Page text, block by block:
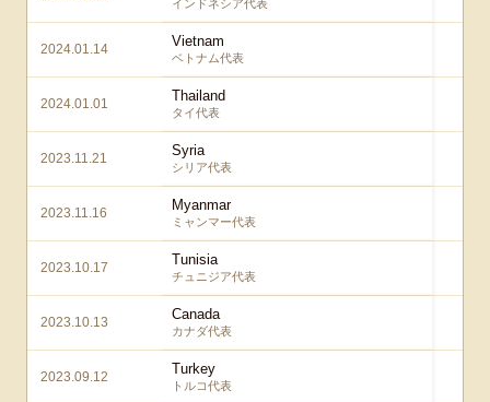
インドネシア代表
2024.01.14 Vietnam
ベトナム代表
2024.01.01 Thailand
タイ代表
2023.11.21 Syria
シリア代表
2023.11.16 Myanmar
ミャンマー代表
2023.10.17 Tunisia
チュニジア代表
2023.10.13 Canada
カナダ代表
2023.09.12 Turkey
トルコ代表